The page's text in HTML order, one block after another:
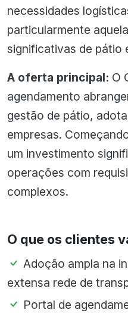
necessidades
particularmente
significativas de pátio
A oferta principal: O
agendamento
gestão de pátio,
empresas.
um investimento
operações com
complexos.
O que os clientes
Adoção ampla na
extensa rede de
Portal de